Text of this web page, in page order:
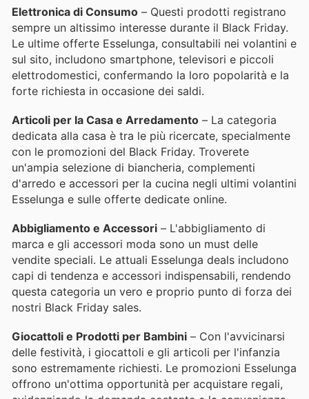
Elettronica di Consumo – Questi prodotti registrano
sempre un altissimo interesse durante il Black Friday.
Le ultime offerte Esselunga, consultabili nei volantini e
sul sito, includono smartphone, televisori e piccoli
elettrodomestici, confermando la loro popolarità e la
forte richiesta in occasione dei saldi.
Articoli per la Casa e Arredamento – La categoria
dedicata alla casa è tra le più ricercate, specialmente
con le promozioni del Black Friday. Troverete
un'ampia selezione di biancheria, complementi
d'arredo e accessori per la cucina negli ultimi volantini
Esselunga e sulle offerte dedicate online.
Abbigliamento e Accessori – L'abbigliamento di
marca e gli accessori moda sono un must delle
vendite speciali. Le attuali Esselunga deals includono
capi di tendenza e accessori indispensabili, rendendo
questa categoria un vero e proprio punto di forza dei
nostri Black Friday sales.
Giocattoli e Prodotti per Bambini – Con l'avvicinarsi
delle festività, i giocattoli e gli articoli per l'infanzia
sono estremamente richiesti. Le promozioni Esselunga
offrono un'ottima opportunità per acquistare regali,